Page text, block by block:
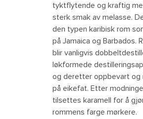
tyktflytende og kraftig
sterk smak av melasse.
den typen karibisk rom
på Jamaica og Barbados.
blir vanligvis
løkformede
og deretter oppbevart og
på eikefat. Etter
tilsettes karamell for å
rommens farge mørkere.